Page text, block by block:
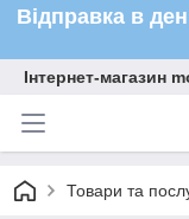
Відправка в
Інтернет-магазин
Товари та